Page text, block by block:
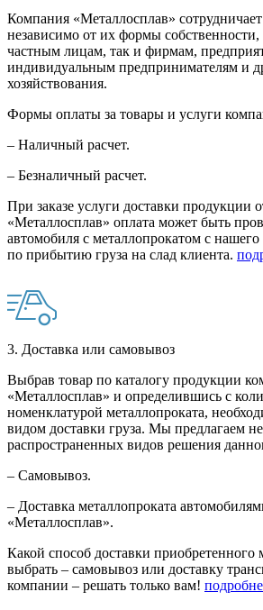
Компания «Металлосплав»
независимо от их формы собственности,
частным лицам, так и фирмам,
индивидуальным предпринимателям и
хозяйствования.
Формы оплаты за товары и услуги
– Наличный расчет.
– Безналичный расчет.
При заказе услуги доставки продукции
«Металлосплав» оплата может быть
автомобиля с металлопрокатом с нашего
по прибытию груза на слад клиента.
3. Доставка или самовывоз
Выбрав товар по каталогу продукции
«Металлосплав» и определившись с
номенклатурой металлопроката,
видом доставки груза. Мы предлагаем
распространенных видов решения
– Самовывоз.
– Доставка металлопроката
«Металлосплав».
Какой способ доставки приобретенного
выбрать – самовывоз или доставку
компании – решать только вам!